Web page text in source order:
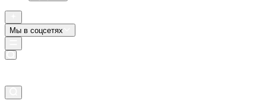
Мы в соцсетях